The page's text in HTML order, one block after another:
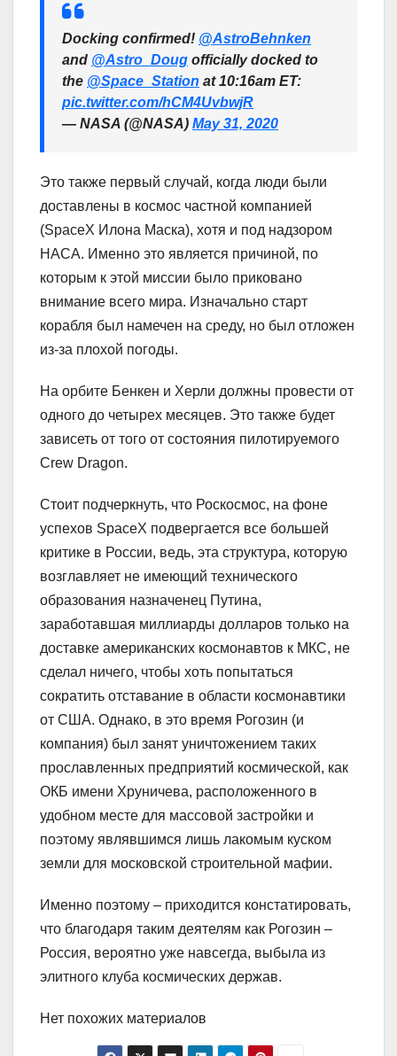
Docking confirmed! @AstroBehnken
and @Astro_Doug officially docked to
the @Space_Station at 10:16am ET:
pic.twitter.com/hCM4UvbwjR
— NASA (@NASA) May 31, 2020
Это также первый случай, когда люди были
доставлены в космос частной компанией
(SpaceX Илона Маска), хотя и под надзором
НАСА. Именно это является причиной, по
которым к этой миссии было приковано
внимание всего мира. Изначально старт
корабля был намечен на среду, но был отложен
из-за плохой погоды.
На орбите Бенкен и Херли должны провести от
одного до четырех месяцев. Это также будет
зависеть от того от состояния пилотируемого
Crew Dragon.
Стоит подчеркнуть, что Роскосмос, на фоне
успехов SpaceX подвергается все большей
критике в России, ведь, эта структура, которую
возглавляет не имеющий технического
образования назначенец Путина,
заработавшая миллиарды долларов только на
доставке американских космонавтов к МКС, не
сделал ничего, чтобы хоть попытаться
сократить отставание в области космонавтики
от США. Однако, в это время Рогозин (и
компания) был занят уничтожением таких
прославленных предприятий космической, как
ОКБ имени Хруничева, расположенного в
удобном месте для массовой застройки и
поэтому являвшимся лишь лакомым куском
земли для московской строительной мафии.
Именно поэтому – приходится констатировать,
что благодаря таким деятелям как Рогозин –
Россия, вероятно уже навсегда, выбыла из
элитного клуба космических держав.
Нет похожих материалов